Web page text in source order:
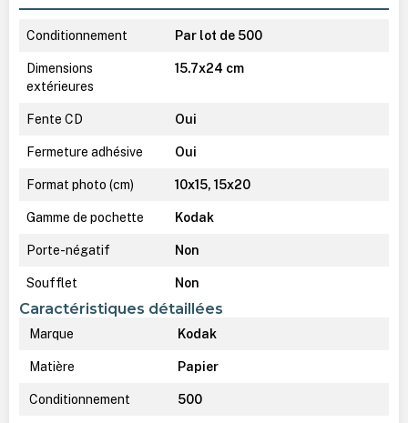
Conditionnement Par lot de 500
Dimensions
extérieures
15.7x24 cm
Fente CD Oui
Fermeture adhésive Oui
Format photo (cm) 10x15, 15x20
Gamme de pochette Kodak
Porte-négatif Non
Soufflet Non
Caractéristiques détaillées
Marque Kodak
Matière Papier
Conditionnement 500